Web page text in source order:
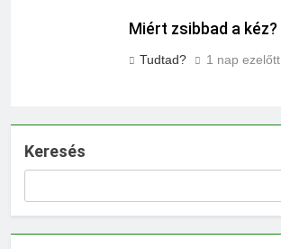
Miért zsibbad a kéz?
Tudtad? 1 nap ezelőtt
Keresés